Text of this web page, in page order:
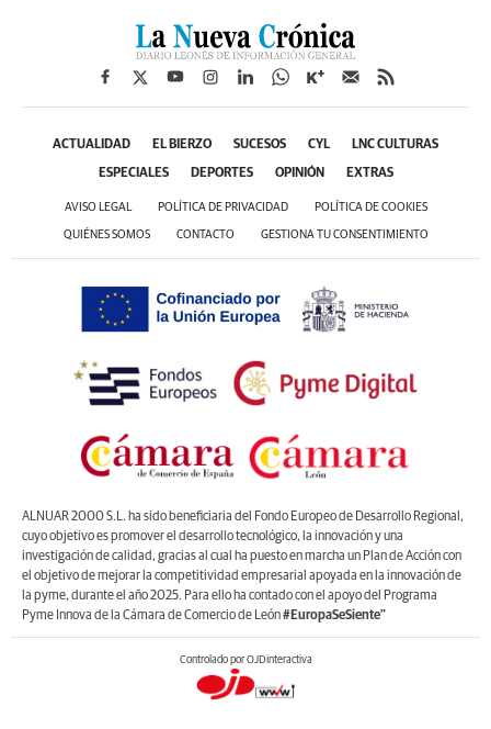
ACTUALIDAD EL BIERZO SUCESOS CYL LNC CULTURAS
ESPECIALES DEPORTES OPINIÓN EXTRAS
AVISO LEGAL POLÍTICA DE PRIVACIDAD POLÍTICA DE COOKIES
QUIÉNES SOMOS CONTACTO GESTIONA TU CONSENTIMIENTO
ALNUAR 2000 S.L. ha sido beneficiaria del Fondo Europeo de Desarrollo Regional,
cuyo objetivo es promover el desarrollo tecnológico, la innovación y una
investigación de calidad, gracias al cual ha puesto en marcha un Plan de Acción con
el objetivo de mejorar la competitividad empresarial apoyada en la innovación de
la pyme, durante el año 2025. Para ello ha contado con el apoyo del Programa
Pyme Innova de la Cámara de Comercio de León#EuropaSeSiente”
Controlado por OJDinteractiva